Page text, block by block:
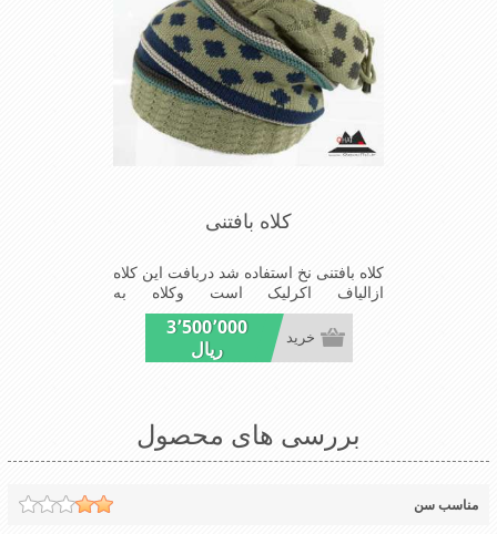
کلاه بافتنی
کلاه بافتنی نخ استفاده شد دربافت این کلاه
ازالیاف اکرلیک است وکلاه به
خاطراستفاده ازیک لایه بافت بیشتر برای
هوای معتدل زمستان قابل استفاده است
شیک و مناسب افراد خوش پوش جنس
3٬500٬000
ریال
خرید
بررسی های محصول
مناسب سن